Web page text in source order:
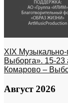
XIX Музыкально-
Выборга». 15-23
Комарово –
Август 2026